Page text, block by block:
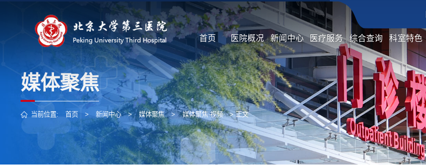
首页 医院概况 新闻中心 医疗服务 综合查询 科室特色
媒体聚焦
当前位置: 首页 > 新闻中心 > 媒体聚焦 > 媒体聚焦·视频 > 正文